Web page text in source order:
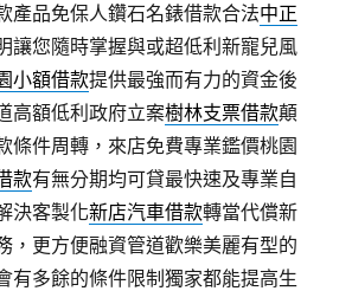
產品免保人鑽石名錶借款合法中正
讓您隨時掌握與或超低利新寵兒風
小額借款提供最強而有力的資金後
高額低利政府立案樹林支票借款顛
條件周轉，來店免費專業鑑價桃園
款有無分期均可貸最快速及專業自
決客製化新店汽車借款轉當代償新
，更方便融資管道歡樂美麗有型的
有多餘的條件限制獨家都能提高生